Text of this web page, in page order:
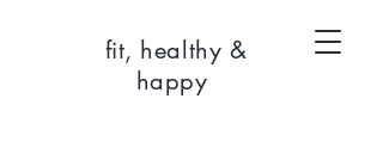
fit, healthy &
happy